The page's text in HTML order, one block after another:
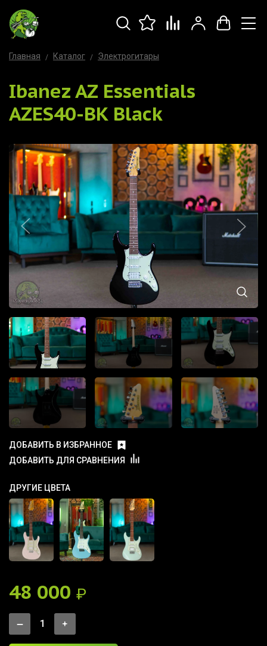
Главная Каталог Электрогитары
Ibanez AZ Essentials
AZES40-BK Black
ДОБАВИТЬ В ИЗБРАННОЕ
ДОБАВИТЬ ДЛЯ СРАВНЕНИЯ
ДРУГИЕ ЦВЕТА
48 000 ₽